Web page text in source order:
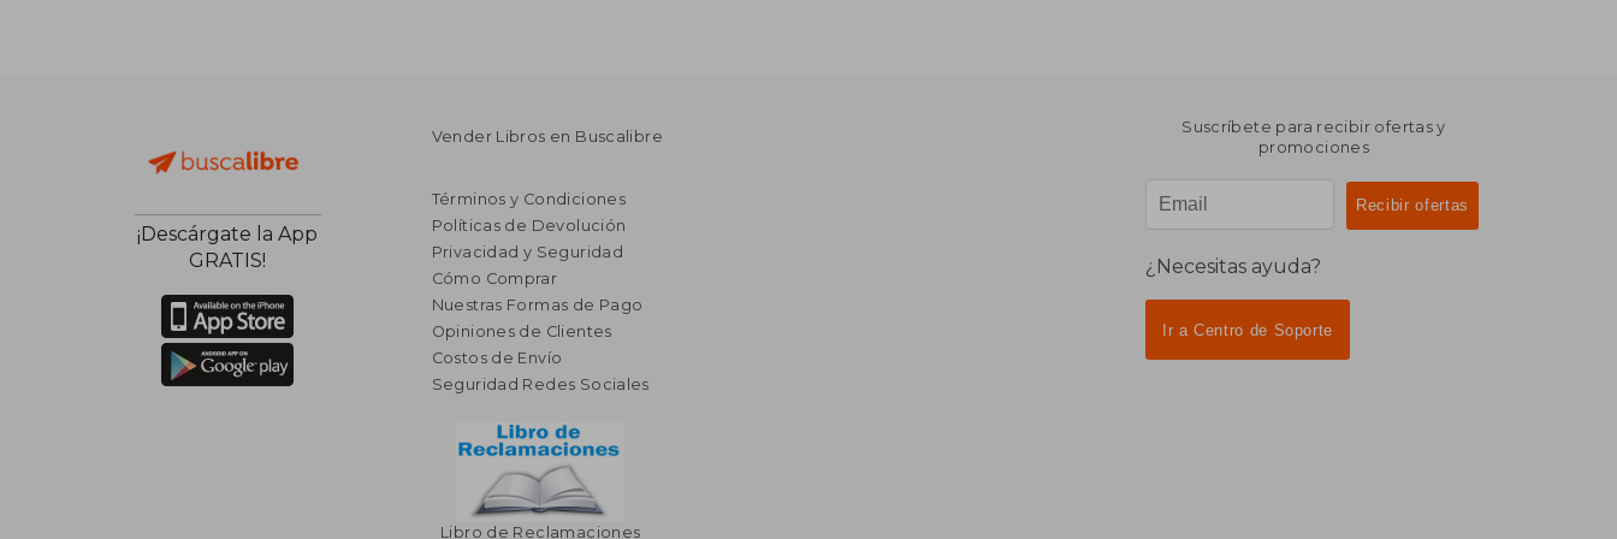
¡Descárgate la App
GRATIS!
Vender Libros en Buscalibre
Términos y Condiciones
Políticas de Devolución
Privacidad y Seguridad
Cómo Comprar
Nuestras Formas de Pago
Opiniones de Clientes
Costos de Envío
Seguridad Redes Sociales
Libro de Reclamaciones
Suscríbete para recibir ofertas y
promociones
¿Necesitas ayuda?
Ir a Centro de Soporte